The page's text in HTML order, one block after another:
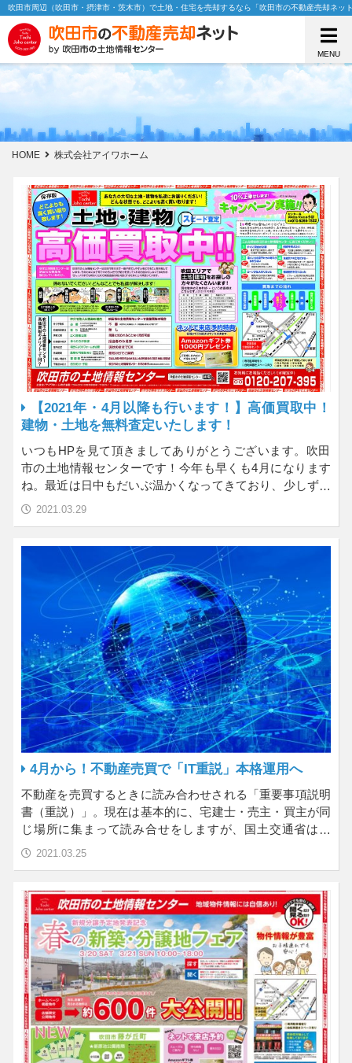
吹田市周辺（吹田市・摂津市・茨木市）で土地・住宅を売却するなら「吹田市の不動産売却ネッ
MENU
HOME 株式会社アイワホーム
【2021年・4月以降も行います！】高価買取中！
建物・土地を無料査定いたします！
いつもHPを見て頂きましてありがとうございます。吹田
市の土地情報センターです！今年も早くも4月になります
ね。最近は日中もだいぶ温かくなってきており、少しずつ
ご家…
2021.03.29
4月から！不動産売買で「IT重説」本格運用へ
不動産を売買するときに読み合わせされる「重要事項説明
書（重説）」。現在は基本的に、宅建士・売主・買主が同
じ場所に集まって読み合せをしますが、国土交通省は、
202…
2021.03.25